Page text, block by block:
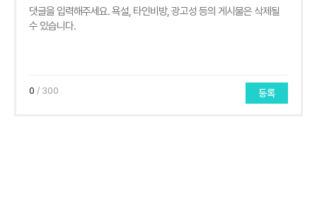
0 / 300 등록